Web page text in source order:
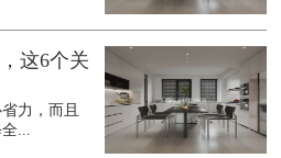
这6个关
力，而且
...